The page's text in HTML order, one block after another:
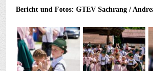
Bericht und Fotos: GTEV Sachrang /